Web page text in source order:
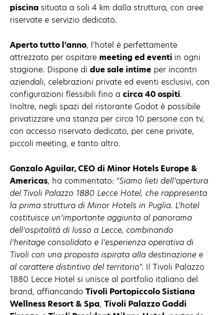
piscina situata a soli 4 km dalla struttura, con aree
riservate e servizio dedicato.
Aperto tutto l’anno, l’hotel è perfettamente
attrezzato per ospitare meeting ed eventi in ogni
stagione. Dispone di due sale intime per incontri
aziendali, celebrazioni private ed eventi esclusivi, con
configurazioni flessibili fino a circa 40 ospiti.
Inoltre, negli spazi del ristorante Godot è possibile
privatizzare una stanza per circa 10 persone con tv,
con accesso riservato dedicato, per cene private,
piccoli meeting, e tanto altro.
Gonzalo Aguilar, CEO di Minor Hotels Europe &
Americas, ha commentato: “Siamo lieti dell’apertura
del Tivoli Palazzo 1880 Lecce Hotel, che rappresenta
la prima struttura di Minor Hotels in Puglia. L’hotel
costituisce un’importante aggiunta al panorama
dell’ospitalità di lusso a Lecce, combinando
l’heritage consolidato e l’esperienza operativa di
Tivoli con una proposta ispirata alla destinazione e
al carattere distintivo del territorio”. Il Tivoli Palazzo
1880 Lecce Hotel si unisce al portfolio italiano del
brand, affiancando Tivoli Portopiccolo Sistiana
Wellness Resort & Spa, Tivoli Palazzo Gaddi